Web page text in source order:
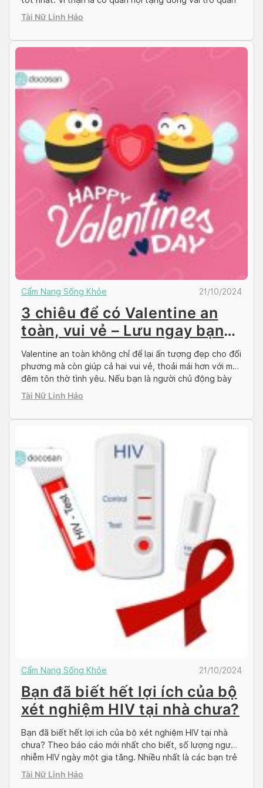
trọng đối với sự sống con người. Với bất kỳ tác động
Tài Nữ Linh Hảo
Cẩm Nang Sống Khỏe 21/10/2024
3 chiêu để có Valentine an
toàn, vui vẻ – Lưu ngay bạn
nhé!
Valentine an toàn không chỉ để lại ấn tượng đẹp cho đối
phương mà còn giúp cả hai vui vẻ, thoải mái hơn với một
đêm tôn thờ tình yêu. Nếu bạn là người chủ động bày
tỏ tình cảm và mong muốn có một đêm nồng cháy với
Tài Nữ Linh Hảo
Cẩm Nang Sống Khỏe 21/10/2024
Bạn đã biết hết lợi ích của bộ
xét nghiệm HIV tại nhà chưa?
Bạn đã biết hết lợi ich của bộ xét nghiệm HIV tại nhà
chưa? Theo báo cáo mới nhất cho biết, số lượng người
nhiễm HIV ngày một gia tăng. Nhiều nhất là các bạn trẻ
đang trong độ tuổi vị thành viên. Chính con số này đã
Tài Nữ Linh Hảo